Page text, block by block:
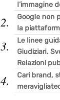
l’immagine
Google non
la
Le linee
Giudiziari.
Relazioni
Cari brand,